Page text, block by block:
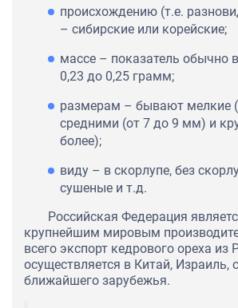
происхождению (т.е.
– сибирские или корейские;
массе – показатель обычно
0,23 до 0,25 грамм;
размерам – бывают мелкие
средними (от 7 до 9 мм) и
более);
виду – в скорлупе, без
сушеные и т.д.
Российская Федерация
крупнейшим мировым
всего экспорт кедрового ореха из
осуществляется в Китай, Израиль,
ближайшего зарубежья.